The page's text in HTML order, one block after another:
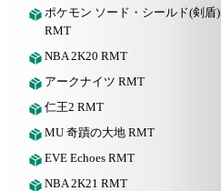
ポケモン ソード・シールド(剣盾)
RMT
NBA 2K20 RMT
アークナイツ RMT
仁王2 RMT
MU 奇蹟の大地 RMT
EVE Echoes RMT
NBA 2K21 RMT